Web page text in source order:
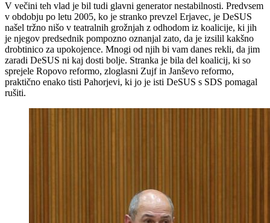
V večini teh vlad je bil tudi glavni generator nestabilnosti. Predvsem
v obdobju po letu 2005, ko je stranko prevzel Erjavec, je DeSUS
našel tržno nišo v teatralnih grožnjah z odhodom iz koalicije, ki jih
je njegov predsednik pompozno oznanjal zato, da je izsilil kakšno
drobtinico za upokojence. Mnogi od njih bi vam danes rekli, da jim
zaradi DeSUS ni kaj dosti bolje. Stranka je bila del koalicij, ki so
sprejele Ropovo reformo, zloglasni Zujf in Janševo reformo,
praktično enako tisti Pahorjevi, ki jo je isti DeSUS s SDS pomagal
rušiti.